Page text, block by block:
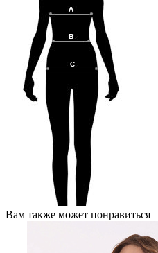
Вам также может понравиться